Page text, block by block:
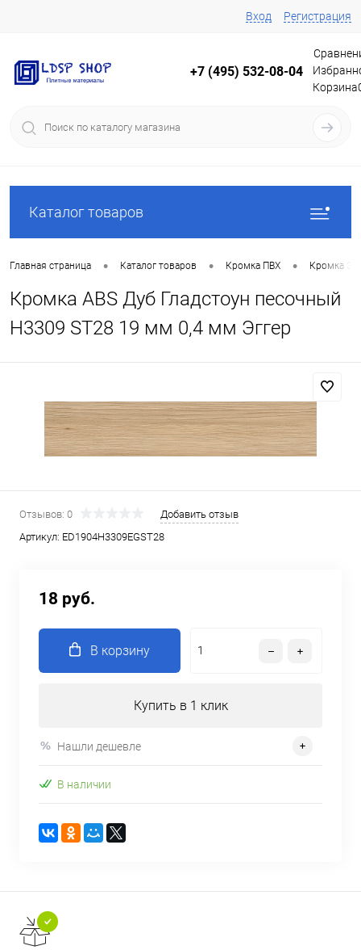
Вход Регистрация
+7 (495) 532-08-04
Корзина
Каталог товаров
Главная страница • Каталог товаров • Кромка ПВХ • Кромка
Кромка ABS Дуб Гладстоун песочный
H3309 ST28 19 мм 0,4 мм Эггер
Отзывов: 0
Добавить отзыв
Артикул: ED1904H3309EGST28
18 руб.
В корзину
Купить в 1 клик
Нашли дешевле
В наличии